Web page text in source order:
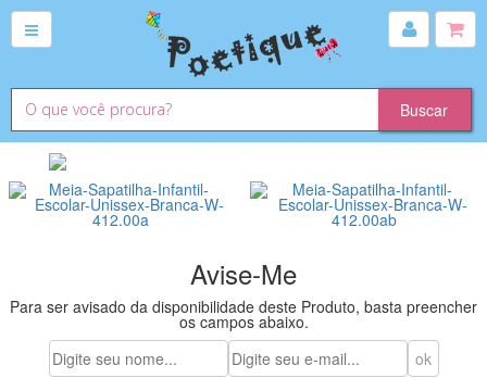
Avise-Me
Para ser avisado da disponibilidade deste Produto, basta preencher
os campos abaixo.